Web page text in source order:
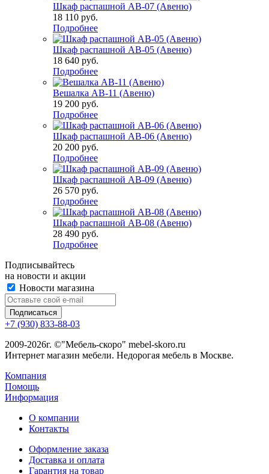
Шкаф распашной АВ-07 (Авеню)
18 110 руб.
Подробнее
Шкаф распашной АВ-05 (Авеню)
18 640 руб.
Подробнее
Вешалка АВ-11 (Авеню)
19 200 руб.
Подробнее
Шкаф распашной АВ-06 (Авеню)
20 200 руб.
Подробнее
Шкаф распашной АВ-09 (Авеню)
26 570 руб.
Подробнее
Шкаф распашной АВ-08 (Авеню)
28 490 руб.
Подробнее
Подписывайтесь
на новости и акции
Новости магазина
+7 (930) 833-88-03
2009-2026г. ©"Мебель-скоро" mebel-skoro.ru
Интернет магазин мебели. Недорогая мебель в Москве.
Компания
Помощь
Информация
О компании
Контакты
Оформление заказа
Доставка и оплата
Гарантия на товар